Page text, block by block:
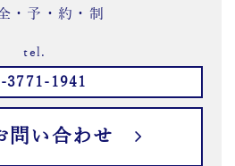
・予・約・制
tel.
3771-1941
問い合わせ